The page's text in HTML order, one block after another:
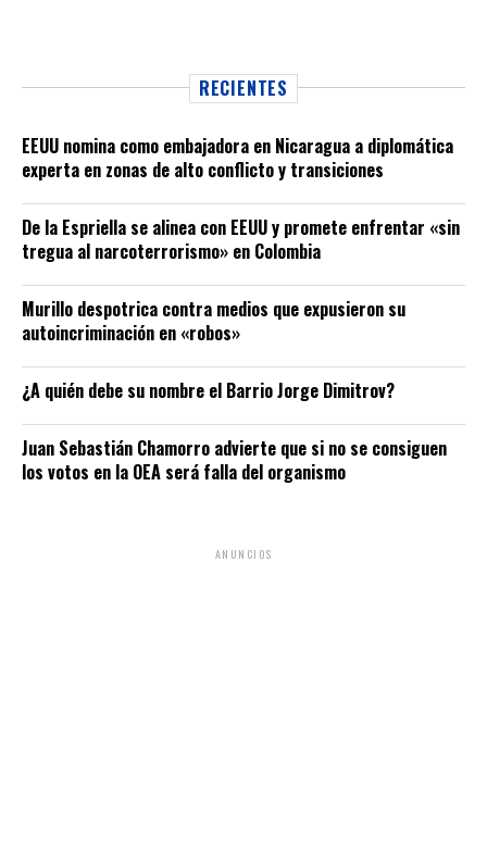
RECIENTES
EEUU nomina como embajadora en Nicaragua a diplomática
experta en zonas de alto conflicto y transiciones
De la Espriella se alinea con EEUU y promete enfrentar «sin
tregua al narcoterrorismo» en Colombia
Murillo despotrica contra medios que expusieron su
autoincriminación en «robos»
¿A quién debe su nombre el Barrio Jorge Dimitrov?
Juan Sebastián Chamorro advierte que si no se consiguen
los votos en la OEA será falla del organismo
ANUNCIOS